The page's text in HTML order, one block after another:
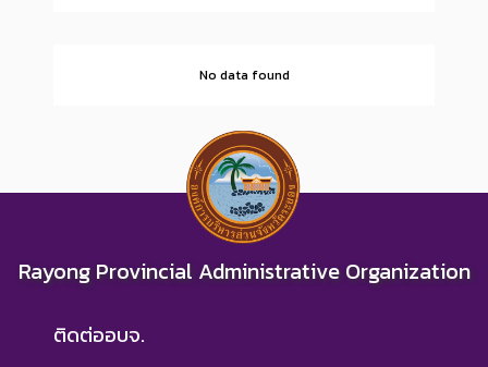
No data found
Rayong Provincial Administrative Organization
ติดต่ออบจ.